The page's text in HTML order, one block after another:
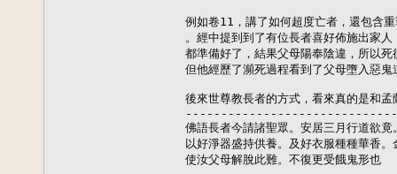
例如卷11，講了如何超度亡者，還包含
。經中提到到了有位長者喜好佈施出家
都準備好了，結果父母陽奉陰違，所以
但他經歷了瀕死過程看到了父母墮入惡
後來世尊教長者的方式，看來真的是和
佛語長者今請諸聖眾。安居三月行道欲
以好淨器盛持供養。及好衣服種種華香
使汝父母解脫此難。不復更受餓鬼形也